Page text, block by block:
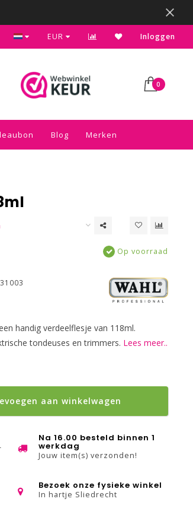
de gratis inpakservice in je winkelwagen
EUR Inloggen
0
Blog Merken
Op voorraad
handig verdeelflesje van 118ml.
tondeuses en trimmers. Lees meer..
aan winkelwagen
Na 16.00 besteld binnen 1
werkdag
Jouw item(s) verzonden!
Bezoek onze fysieke winkel
In hartje Sliedrecht